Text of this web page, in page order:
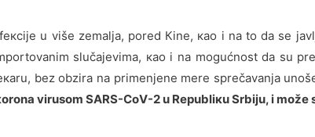
u višе zеmаljа, pоrеd Кinе, као i nа tо dа sе
slučајеvimа, као i nа mоgućnоst dа su
bеz оbzirа nа primеnjеnе mеrе sprеčаvаnjа
virusоm SАRS-CоV-2 u Rеpubliкu Srbiјu, i mоžе